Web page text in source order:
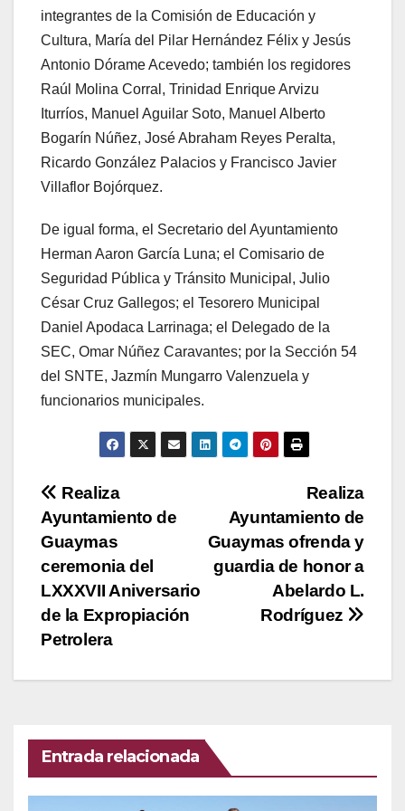
integrantes de la Comisión de Educación y
Cultura, María del Pilar Hernández Félix y Jesús
Antonio Dórame Acevedo; también los regidores
Raúl Molina Corral, Trinidad Enrique Arvizu
Iturríos, Manuel Aguilar Soto, Manuel Alberto
Bogarín Núñez, José Abraham Reyes Peralta,
Ricardo González Palacios y Francisco Javier
Villaflor Bojórquez.
De igual forma, el Secretario del Ayuntamiento
Herman Aaron García Luna; el Comisario de
Seguridad Pública y Tránsito Municipal, Julio
César Cruz Gallegos; el Tesorero Municipal
Daniel Apodaca Larrinaga; el Delegado de la
SEC, Omar Núñez Caravantes; por la Sección 54
del SNTE, Jazmín Mungarro Valenzuela y
funcionarios municipales.
Navegación
de
entradas
Realiza
Ayuntamiento de
Guaymas ofrenda y
guardia de honor a
Abelardo L.
Rodríguez
Realiza
Ayuntamiento de
Guaymas
ceremonia del
LXXXVII Aniversario
de la Expropiación
Petrolera
Entrada relacionada